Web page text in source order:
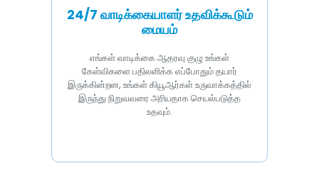
24/7 வாடிக்கையாளர் உதவிக்கூடும்
மையம்
எங்கள் வாடிக்கை ஆதரவு குழு உங்கள்
கேள்விகளை பதிலளிக்க எப்போதும் தயார்
இருக்கின்றன, உங்கள் கியூஆர்கள் உருவாக்கத்தில்
இருந்து நிறுவவரை அரியதாக செயல்படுத்த
உதவும்.